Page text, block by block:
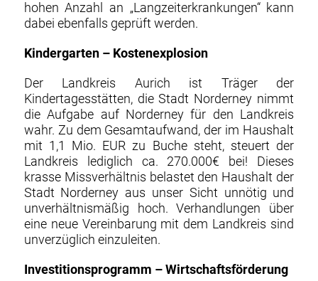
hohen Anzahl an „Langzeiterkrankungen“ kann
dabei ebenfalls geprüft werden.
Kindergarten – Kostenexplosion
Der Landkreis Aurich ist Träger der
Kindertagesstätten, die Stadt Norderney nimmt
die Aufgabe auf Norderney für den Landkreis
wahr. Zu dem Gesamtaufwand, der im Haushalt
mit 1,1 Mio. EUR zu Buche steht, steuert der
Landkreis lediglich ca. 270.000€ bei! Dieses
krasse Missverhältnis belastet den Haushalt der
Stadt Norderney aus unser Sicht unnötig und
unverhältnismäßig hoch. Verhandlungen über
eine neue Vereinbarung mit dem Landkreis sind
unverzüglich einzuleiten.
Investitionsprogramm – Wirtschaftsförderung